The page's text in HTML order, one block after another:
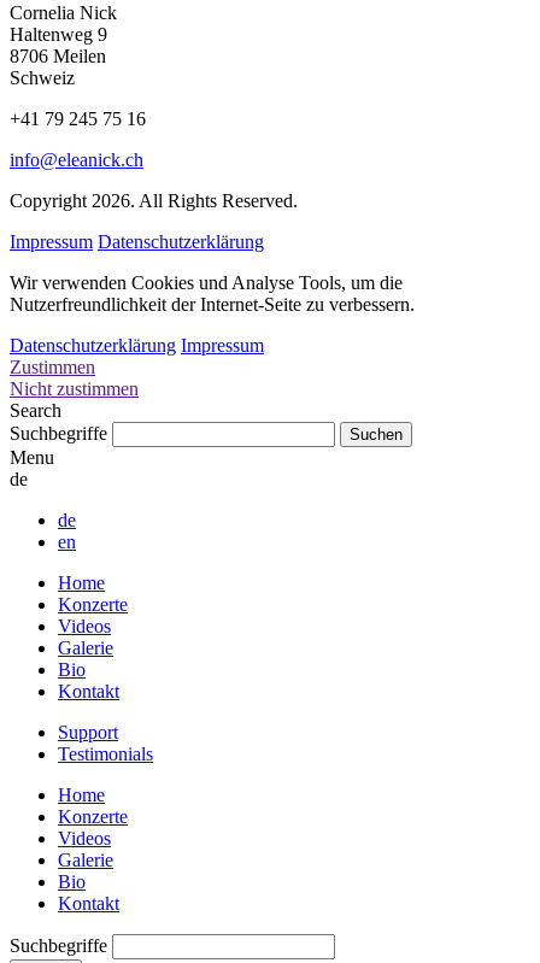
Cornelia Nick
Haltenweg 9
8706 Meilen
Schweiz
+41 79 245 75 16
info@eleanick.ch
Copyright 2026. All Rights Reserved.
Impressum Datenschutzerklärung
Wir verwenden Cookies und Analyse Tools, um die
Nutzerfreundlichkeit der Internet-Seite zu verbessern.
Datenschutzerklärung Impressum
Zustimmen
Nicht zustimmen
Search
Suchbegriffe
Menu
de
de
en
Home
Konzerte
Videos
Galerie
Bio
Kontakt
Support
Testimonials
Home
Konzerte
Videos
Galerie
Bio
Kontakt
Suchbegriffe